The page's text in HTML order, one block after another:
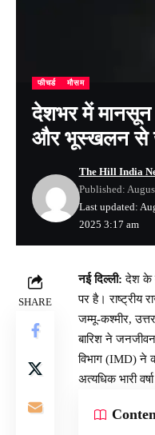
फीचर्ड मौसम
देशभर में मानसून
और भूस्खलन से
Last updated:
2025 3:17 am
The Hill India
Published:
SHARE
नई दिल्ली: देश के
पर है। राष्ट्रीय
जम्मू-कश्मीर,
बारिश ने
विभाग (IMD) ने
अत्यधिक भारी